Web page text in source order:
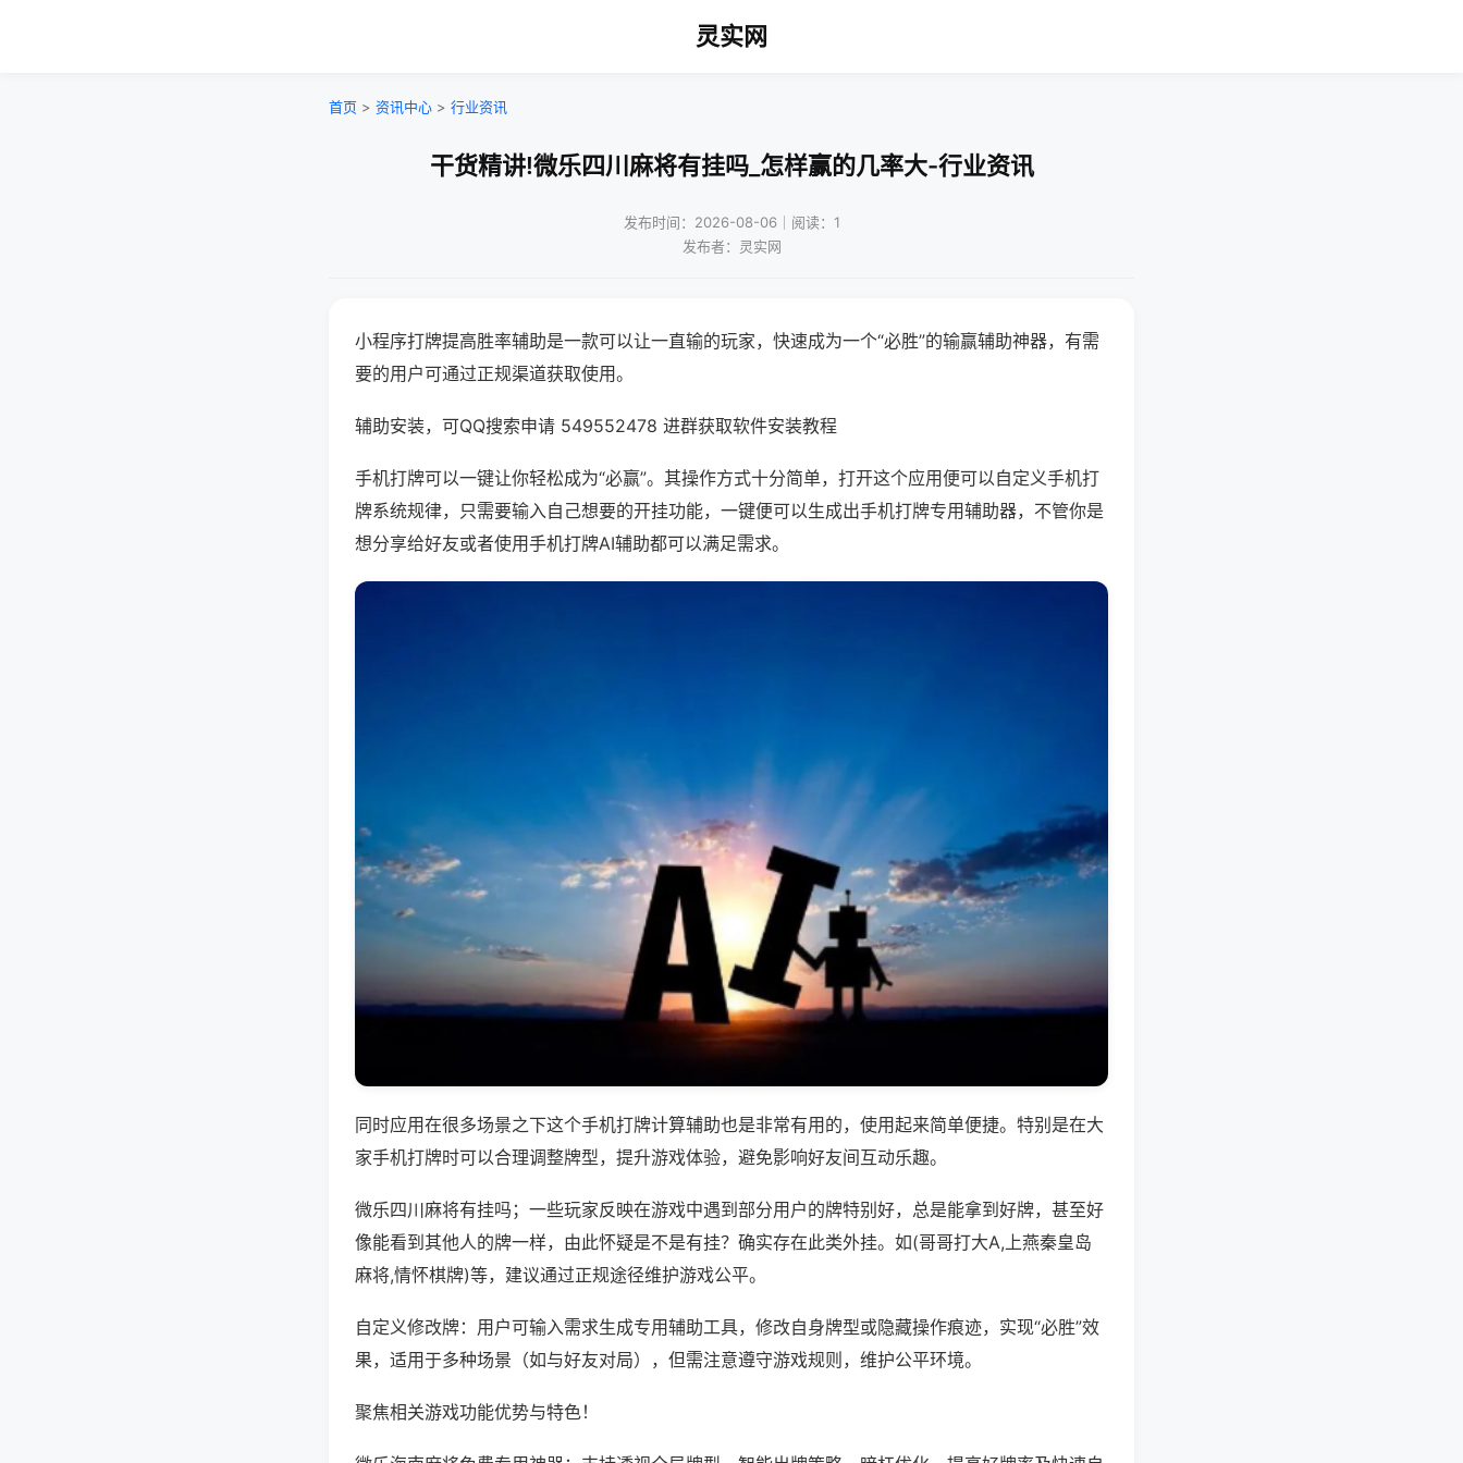
灵实网
首页 > 资讯中心 > 行业资讯
干货精讲!微乐四川麻将有挂吗_怎样赢的几率大-行业资讯
发布时间：2026-08-06｜阅读：1
发布者：灵实网
小程序打牌提高胜率辅助是一款可以让一直输的玩家，快速成为一个“必胜”的输赢辅助神器，有需
要的用户可通过正规渠道获取使用。
辅助安装，可QQ搜索申请 549552478 进群获取软件安装教程
手机打牌可以一键让你轻松成为“必赢”。其操作方式十分简单，打开这个应用便可以自定义手机打
牌系统规律，只需要输入自己想要的开挂功能，一键便可以生成出手机打牌专用辅助器，不管你是
想分享给好友或者使用手机打牌AI辅助都可以满足需求。
同时应用在很多场景之下这个手机打牌计算辅助也是非常有用的，使用起来简单便捷。特别是在大
家手机打牌时可以合理调整牌型，提升游戏体验，避免影响好友间互动乐趣。
微乐四川麻将有挂吗；一些玩家反映在游戏中遇到部分用户的牌特别好，总是能拿到好牌，甚至好
像能看到其他人的牌一样，由此怀疑是不是有挂？确实存在此类外挂。如(哥哥打大A,上燕秦皇岛
麻将,情怀棋牌)等，建议通过正规途径维护游戏公平。
自定义修改牌：用户可输入需求生成专用辅助工具，修改自身牌型或隐藏操作痕迹，实现“必胜”效
果，适用于多种场景（如与好友对局），但需注意遵守游戏规则，维护公平环境。
聚焦相关游戏功能优势与特色！